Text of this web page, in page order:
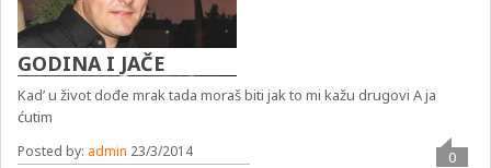
GODINA I JAČE
Kad’ u život dođe mrak tada moraš biti jak to mi kažu drugovi A ja
ćutim
Posted by: admin 23/3/2014 0